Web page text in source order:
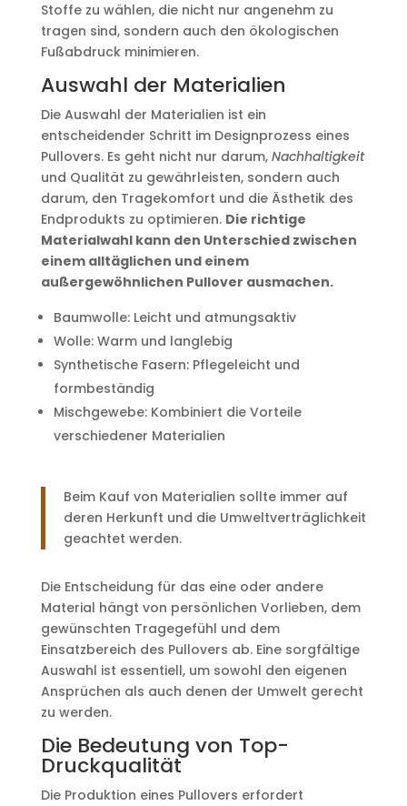
Stoffe zu wählen, die nicht nur angenehm zu
tragen sind, sondern auch den ökologischen
Fußabdruck minimieren.
Auswahl der Materialien
Die Auswahl der Materialien ist ein
entscheidender Schritt im Designprozess eines
Pullovers. Es geht nicht nur darum, Nachhaltigkeit
und Qualität zu gewährleisten, sondern auch
darum, den Tragekomfort und die Ästhetik des
Endprodukts zu optimieren. Die richtige
Materialwahl kann den Unterschied zwischen
einem alltäglichen und einem
außergewöhnlichen Pullover ausmachen.
Baumwolle: Leicht und atmungsaktiv
Wolle: Warm und langlebig
Synthetische Fasern: Pflegeleicht und
formbeständig
Mischgewebe: Kombiniert die Vorteile
verschiedener Materialien
Beim Kauf von Materialien sollte immer auf
deren Herkunft und die Umweltverträglichkeit
geachtet werden.
Die Entscheidung für das eine oder andere
Material hängt von persönlichen Vorlieben, dem
gewünschten Tragegefühl und dem
Einsatzbereich des Pullovers ab. Eine sorgfältige
Auswahl ist essentiell, um sowohl den eigenen
Ansprüchen als auch denen der Umwelt gerecht
zu werden.
Die Bedeutung von Top-
Druckqualität
Die Produktion eines Pullovers erfordert